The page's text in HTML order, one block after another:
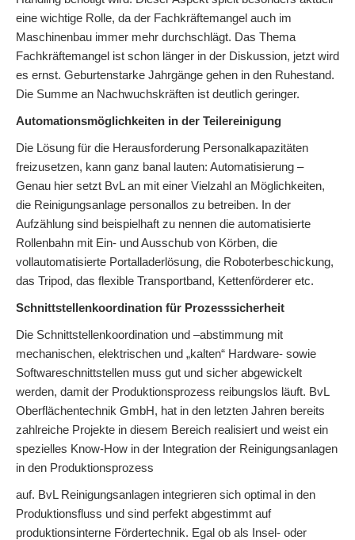
eine wichtige Rolle, da der Fachkräftemangel auch im
Maschinenbau immer mehr durchschlägt. Das Thema
Fachkräftemangel ist schon länger in der Diskussion, jetzt wird
es ernst. Geburtenstarke Jahrgänge gehen in den Ruhestand.
Die Summe an Nachwuchskräften ist deutlich geringer.
Automationsmöglichkeiten in der Teilereinigung
Die Lösung für die Herausforderung Personalkapazitäten
freizusetzen, kann ganz banal lauten: Automatisierung –
Genau hier setzt BvL an mit einer Vielzahl an Möglichkeiten,
die Reinigungsanlage personallos zu betreiben. In der
Aufzählung sind beispielhaft zu nennen die automatisierte
Rollenbahn mit Ein- und Ausschub von Körben, die
vollautomatisierte Portalladerlösung, die Roboterbeschickung,
das Tripod, das flexible Transportband, Kettenförderer etc.
Schnittstellenkoordination für Prozesssicherheit
Die Schnittstellenkoordination und –abstimmung mit
mechanischen, elektrischen und „kalten“ Hardware- sowie
Softwareschnittstellen muss gut und sicher abgewickelt
werden, damit der Produktionsprozess reibungslos läuft. BvL
Oberflächentechnik GmbH, hat in den letzten Jahren bereits
zahlreiche Projekte in diesem Bereich realisiert und weist ein
spezielles Know-How in der Integration der Reinigungsanlagen
in den Produktionsprozess
auf. BvL Reinigungsanlagen integrieren sich optimal in den
Produktionsfluss und sind perfekt abgestimmt auf
produktionsinterne Fördertechnik. Egal ob als Insel- oder